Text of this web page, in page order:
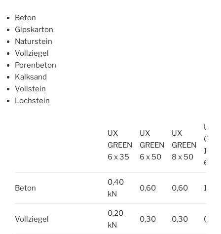
Beton
Gipskarton
Naturstein
Vollziegel
Porenbeton
Kalksand
Vollstein
Lochstein
UX
GREEN
6 x 35
UX
GREEN
6 x 50
UX
GREEN
8 x 50
UX
10 x
60
Beton
0,40
kN
0,60 0,60 1,0
Vollziegel
0,20
kN
0,30 0,30 0,5